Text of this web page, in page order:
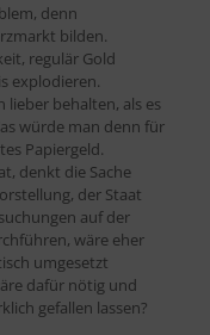
denn
bilden.
regulär Gold
explodieren.
lieber behalten, als es
würde man denn für
Papiergeld.
denkt die Sache
der Staat
auf der
wäre eher
umgesetzt
dafür nötig und
gefallen lassen?